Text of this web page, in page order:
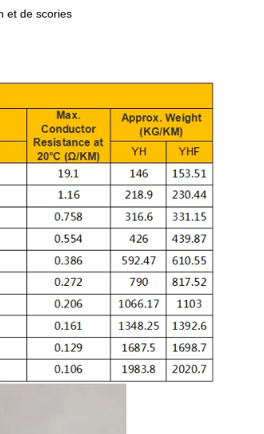
et de scories